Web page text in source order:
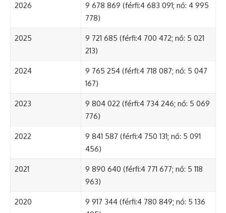
2026
9 678 869 (férfi:4 683 091; nő: 4 995
778)
2025
9 721 685 (férfi:4 700 472; nő: 5 021
213)
2024
9 765 254 (férfi:4 718 087; nő: 5 047
167)
2023
9 804 022 (férfi:4 734 246; nő: 5 069
776)
2022
9 841 587 (férfi:4 750 131; nő: 5 091
456)
2021
9 890 640 (férfi:4 771 677; nő: 5 118
963)
2020
9 917 344 (férfi:4 780 849; nő: 5 136